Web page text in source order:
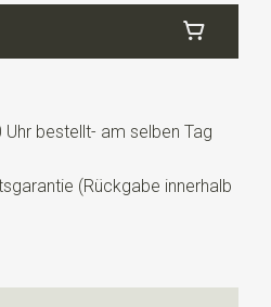
bestellt- am selben Tag
(Rückgabe innerhalb